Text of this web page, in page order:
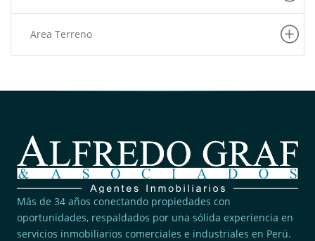
Area Terreno
Más de 34 años conectando propiedades con
oportunidades, respaldados por una sólida experiencia en
servicios inmobiliarios comerciales e industriales en Perú.